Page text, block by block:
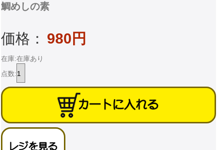
鯛めしの素
価格： 980円
在庫:在庫あり
点数: